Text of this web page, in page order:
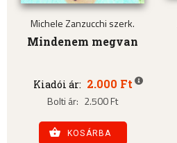
Michele Zanzucchi szerk.
Mindenem megvan
Kiadói ár: 2.000 Ft
Bolti ár: 2.500 Ft
KOSÁRBA